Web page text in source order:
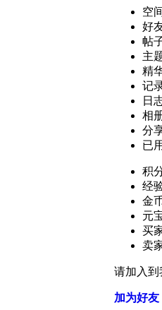
空
好
帖
主
精
记
日
相
分
已
积
经
金
元
买
卖
请加入到
加为好友